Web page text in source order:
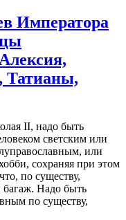
Императора
Татианы,
II, надо быть
светским или
или
сохраняя при этом
по существу,
багаж. Надо быть
по существу,